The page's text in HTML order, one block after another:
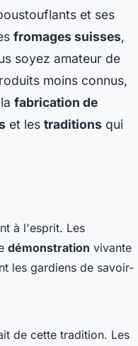
et ses
fromages suisses,
soyez amateur de
moins connus,
fabrication de
et les traditions qui
à l'esprit. Les
démonstration vivante
les gardiens de savoir-
de cette tradition. Les